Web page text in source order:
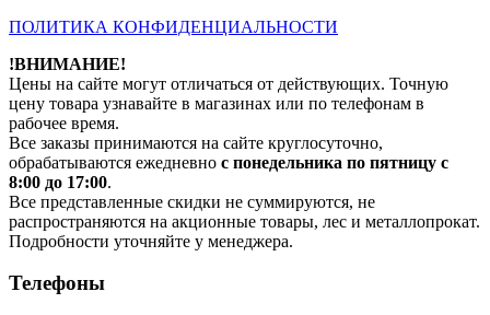
ПОЛИТИКА КОНФИДЕНЦИАЛЬНОСТИ
!ВНИМАНИЕ!
Цены на сайте могут отличаться от действующих. Точную
цену товара узнавайте в магазинах или по телефонам в
рабочее время.
Все заказы принимаются на сайте круглосуточно,
обрабатываются ежедневно с понедельника по пятницу с
8:00 до 17:00.
Все представленные скидки не суммируются, не
распространяются на акционные товары, лес и металлопрокат.
Подробности уточняйте у менеджера.
Телефоны